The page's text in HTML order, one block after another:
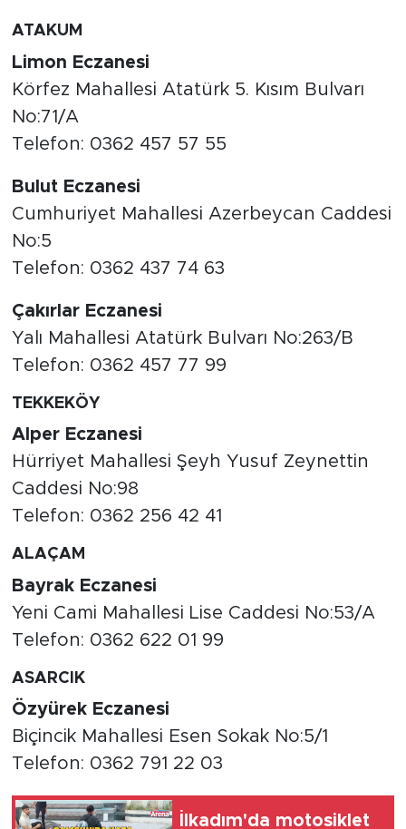
ATAKUM
Limon Eczanesi
Körfez Mahallesi Atatürk 5. Kısım Bulvarı
No:71/A
Telefon: 0362 457 57 55
Bulut Eczanesi
Cumhuriyet Mahallesi Azerbeycan Caddesi
No:5
Telefon: 0362 437 74 63
Çakırlar Eczanesi
Yalı Mahallesi Atatürk Bulvarı No:263/B
Telefon: 0362 457 77 99
TEKKEKÖY
Alper Eczanesi
Hürriyet Mahallesi Şeyh Yusuf Zeynettin
Caddesi No:98
Telefon: 0362 256 42 41
ALAÇAM
Bayrak Eczanesi
Yeni Cami Mahallesi Lise Caddesi No:53/A
Telefon: 0362 622 01 99
ASARCIK
Özyürek Eczanesi
Biçincik Mahallesi Esen Sokak No:5/1
Telefon: 0362 791 22 03
İlkadım'da motosiklet